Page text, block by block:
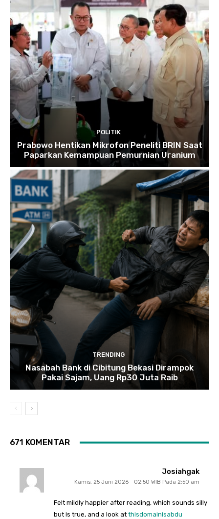
POLITIK
Prabowo Hentikan Mikrofon Peneliti BRIN Saat
Paparkan Kemampuan Pemurnian Uranium
TRENDING
Nasabah Bank di Cibitung Bekasi Dirampok
Pakai Sajam, Uang Rp30 Juta Raib
671 KOMENTAR
Josiahgak
Kamis, 25 Juni 2026 - 02:50 WIB Pada 2:50 am
Felt mildly happier after reading, which sounds silly
but is true, and a look at thisdomainisabdu